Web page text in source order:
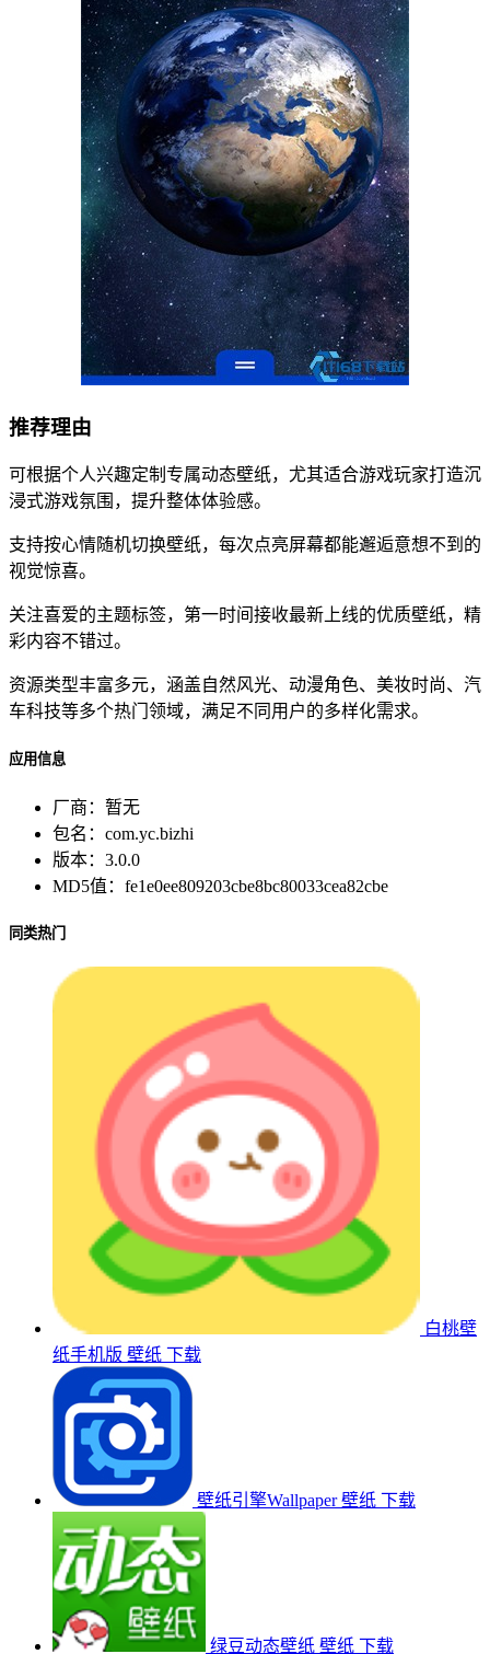
推荐理由
可根据个人兴趣定制专属动态壁纸，尤其适合游戏玩家打造沉
浸式游戏氛围，提升整体体验感。
支持按心情随机切换壁纸，每次点亮屏幕都能邂逅意想不到的
视觉惊喜。
关注喜爱的主题标签，第一时间接收最新上线的优质壁纸，精
彩内容不错过。
资源类型丰富多元，涵盖自然风光、动漫角色、美妆时尚、汽
车科技等多个热门领域，满足不同用户的多样化需求。
应用信息
厂商： 暂无
包名： com.yc.bizhi
版本： 3.0.0
MD5值： fe1e0ee809203cbe8bc80033cea82cbe
同类热门
白桃壁
纸手机版 壁纸 下载
壁纸引擎Wallpaper 壁纸 下载
绿豆动态壁纸 壁纸 下载